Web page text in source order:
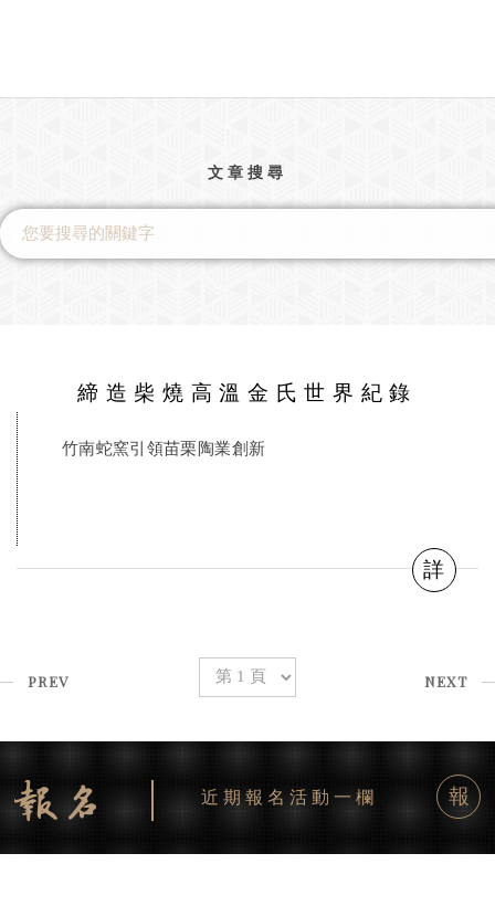
文章搜尋
締造柴燒高溫金氏世界紀錄
竹南蛇窯引領苗栗陶業創新
詳
PREV NEXT
近期報名活動一欄 報